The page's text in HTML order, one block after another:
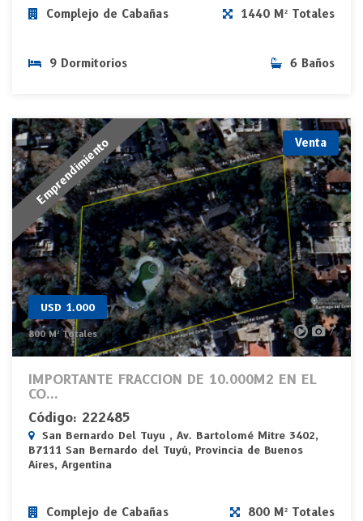
Complejo de Cabañas 1440 M² Totales
9 Dormitorios 6 Baños
Emprendimiento Venta
USD 1.000
800 M² Totales 7
IMPORTANTE FRACCION DE 10.000M2 EN EL
CO...
Código: 222485
San Bernardo Del Tuyu , Av. Bartolomé Mitre 3402,
B7111 San Bernardo del Tuyú, Provincia de Buenos
Aires, Argentina
Complejo de Cabañas 800 M² Totales